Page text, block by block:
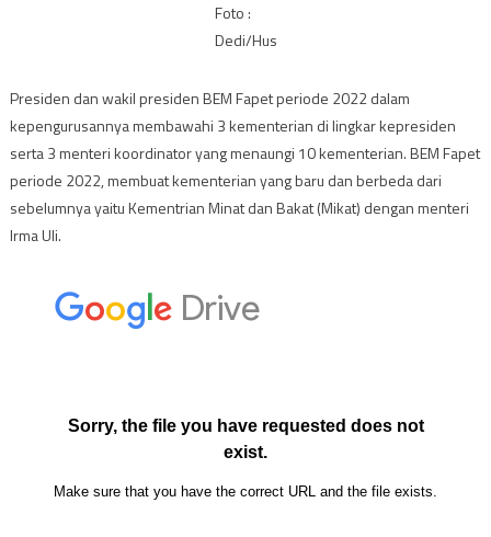
Foto :
Dedi/Hus
Presiden dan wakil presiden BEM Fapet periode 2022 dalam
kepengurusannya membawahi 3 kementerian di lingkar kepresiden
serta 3 menteri koordinator yang menaungi 10 kementerian. BEM Fapet
periode 2022, membuat kementerian yang baru dan berbeda dari
sebelumnya yaitu Kementrian Minat dan Bakat (Mikat) dengan menteri
Irma Uli.